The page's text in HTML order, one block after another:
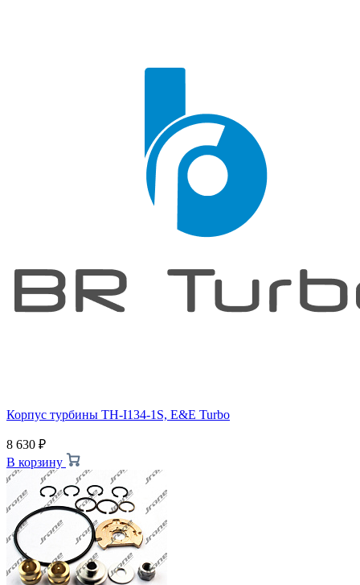
Корпус турбины TH-I134-1S, E&E Turbo
8 630 ₽
В корзину